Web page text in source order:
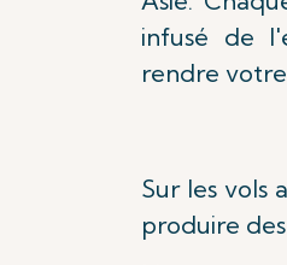
infusé de
rendre
Sur les vols
produire